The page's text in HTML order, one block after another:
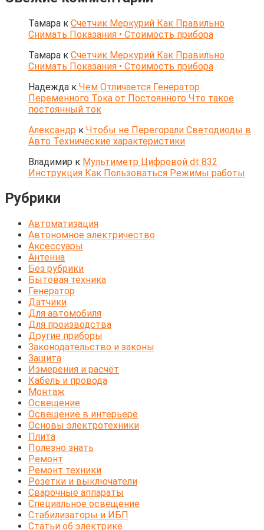
Тамара к Счетчик Меркурий Как Правильно
Снимать Показания • Стоимость прибора
Тамара к Счетчик Меркурий Как Правильно
Снимать Показания • Стоимость прибора
Надежда к Чем Отличается Генератор
Переменного Тока от Постоянного Что такое
постоянный ток
Александр к Чтобы не Перегорали Светодиоды в
Авто Технические характеристики
Владимир к Мультиметр Цифровой dt 832
Инструкция Как Пользоваться Режимы работы
Рубрики
Автоматизация
Автономное электричество
Аксессуары
Антенна
Без рубрики
Бытовая техника
Генератор
Датчики
Для автомобиля
Для производства
Другие приборы
Законодательство и законы
Защита
Измерения и расчёт
Кабель и провода
Монтаж
Освещение
Освещение в интерьере
Основы электротехники
Плита
Полезно знать
Ремонт
Ремонт техники
Розетки и выключатели
Сварочные аппараты
Специальное освещение
Стабилизаторы и ИБП
Статьи об электрике